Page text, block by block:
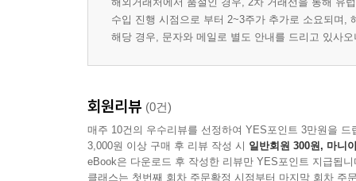
수입 진행 시점으로 부터 2~3주가 추가로 소요되며,
해당 경우, 문자와 메일로 별도 안내를 드리고 있사
회원리뷰 (0건)
매주 10건의 우수리뷰를 선정하여 YES포인트 3만원을 드
3,000원 이상 구매 후 리뷰 작성 시 일반회원 300원, 마니
eBook은 다운로드 후 작성한 리뷰만 YES포인트 지급됩니
클래스는 첫번째 회차 주문확정 시점부터 마지막 회차 주